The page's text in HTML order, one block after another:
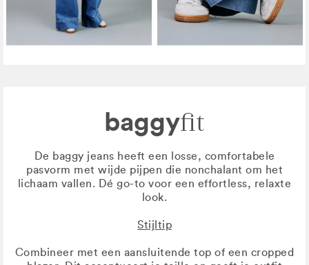
baggyfit
De baggy jeans heeft een losse, comfortabele
pasvorm met wijde pijpen die nonchalant om het
lichaam vallen. Dé go-to voor een effortless, relaxte
look.
Stijltip
Combineer met een aansluitende top of een cropped